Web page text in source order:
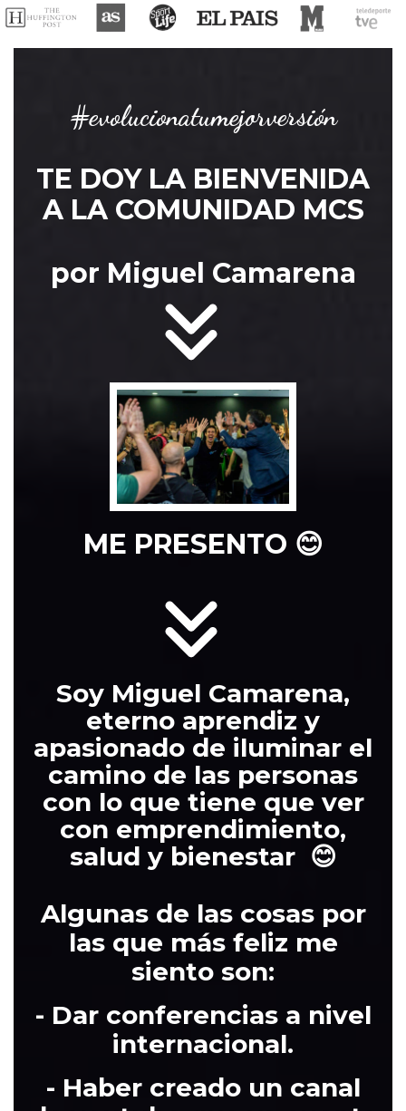
#evolucionatumejorversión
TE DOY LA BIENVENIDA
A LA COMUNIDAD MCS
por Miguel Camarena
ME PRESENTO 😊
Soy Miguel Camarena,
eterno aprendiz y
apasionado de iluminar el
camino de las personas
con lo que tiene que ver
con emprendimiento,
salud y bienestar 😊
Algunas de las cosas por
las que más feliz me
siento son:
- Dar conferencias a nivel
internacional.
- Haber creado un canal